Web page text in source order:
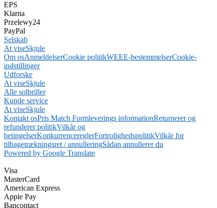
EPS
Klarna
Przelewy24
PayPal
Selskab
At viseSkjule
Om osAnmeldelserCookie politikWEEE-bestemmelserCookie-
indstillinger
Udforske
At viseSkjule
Alle solbriller
Kunde service
At viseSkjule
Kontakt osPris Match Formleverings informationReturnerer og
refunderer politikVilkår og
betingelserKonkurrencereglerFortrolighedspolitikVilkår for
tilbagetrækningsret / annulleringSådan annullerer du
Powered by Google Translate
Visa
MasterCard
American Express
Apple Pay
Bancontact